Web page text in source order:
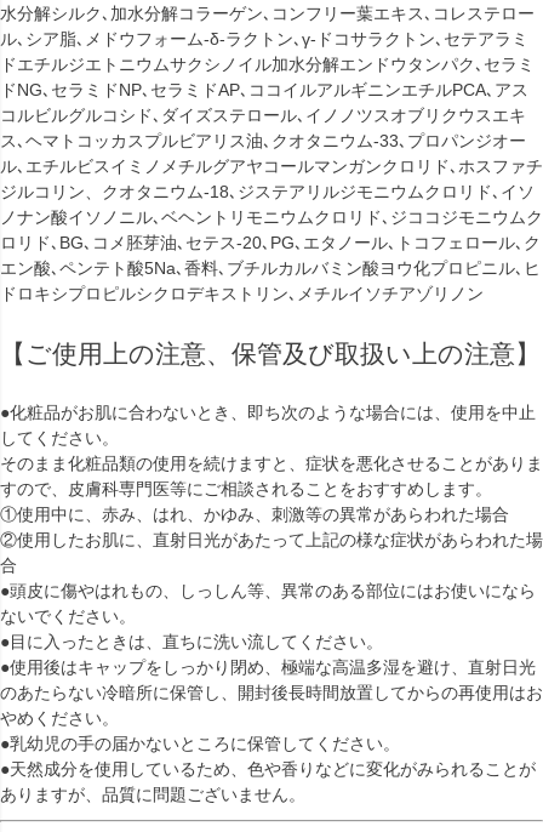
水分解シルク､加水分解コラーゲン､コンフリー葉エキス､コレステロー
ル､シア脂､メドウフォーム-δ-ラクトン､γ-ドコサラクトン､セテアラミ
ドエチルジエトニウムサクシノイル加水分解エンドウタンパク､セラミ
ドNG､セラミドNP､セラミドAP､ココイルアルギニンエチルPCA､アス
コルビルグルコシド､ダイズステロール､イノノツスオブリクウスエキ
ス､ヘマトコッカスプルビアリス油､クオタニウム-33､プロパンジオー
ル､エチルビスイミノメチルグアヤコールマンガンクロリド､ホスファチ
ジルコリン、クオタニウム-18､ジステアリルジモニウムクロリド､イソ
ノナン酸イソノニル､ベヘントリモニウムクロリド､ジココジモニウムク
ロリド､BG､コメ胚芽油､セテス-20､PG､エタノール､トコフェロール､ク
エン酸､ペンテト酸5Na､香料､ブチルカルバミン酸ヨウ化プロピニル､ヒ
ドロキシプロピルシクロデキストリン､メチルイソチアゾリノン
【ご使用上の注意、保管及び取扱い上の注意】
●化粧品がお肌に合わないとき、即ち次のような場合には、使用を中止
してください。
そのまま化粧品類の使用を続けますと、症状を悪化させることがありま
すので、皮膚科専門医等にご相談されることをおすすめします。
①使用中に、赤み、はれ、かゆみ、刺激等の異常があらわれた場合
②使用したお肌に、直射日光があたって上記の様な症状があらわれた場
合
●頭皮に傷やはれもの、しっしん等、異常のある部位にはお使いになら
ないでください。
●目に入ったときは、直ちに洗い流してください。
●使用後はキャップをしっかり閉め、極端な高温多湿を避け、直射日光
のあたらない冷暗所に保管し、開封後長時間放置してからの再使用はお
やめください。
●乳幼児の手の届かないところに保管してください。
●天然成分を使用しているため、色や香りなどに変化がみられることが
ありますが、品質に問題ございません。